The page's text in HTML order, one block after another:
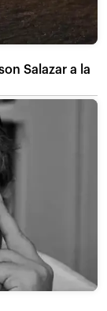
Salazar a la